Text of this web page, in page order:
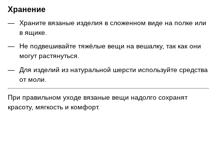
Хранение
Храните вязаные изделия в сложенном виде на полке или
в ящике.
Не подвешивайте тяжёлые вещи на вешалку, так как они
могут растянуться.
Для изделий из натуральной шерсти используйте средства
от моли.
При правильном уходе вязаные вещи надолго сохранят
красоту, мягкость и комфорт.